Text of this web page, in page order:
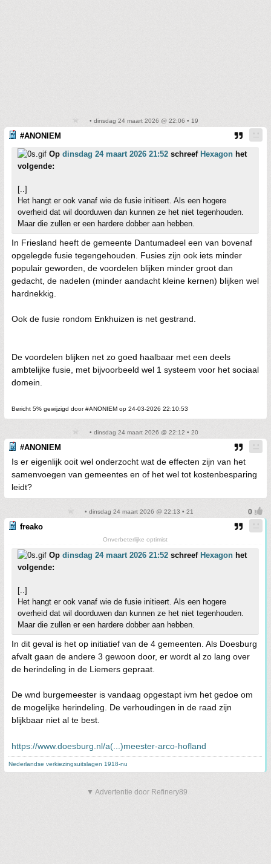
• dinsdag 24 maart 2026 @ 22:06 • 19
#ANONIEM
Op dinsdag 24 maart 2026 21:52 schreef Hexagon het
volgende:
[..]
Het hangt er ook vanaf wie de fusie initieert. Als een hogere
overheid dat wil doorduwen dan kunnen ze het niet tegenhouden.
Maar die zullen er een hardere dobber aan hebben.
In Friesland heeft de gemeente Dantumadeel een van bovenaf
opgelegde fusie tegengehouden. Fusies zijn ook iets minder
populair geworden, de voordelen blijken minder groot dan
gedacht, de nadelen (minder aandacht kleine kernen) blijken wel
hardnekkig.
Ook de fusie rondom Enkhuizen is net gestrand.
De voordelen blijken net zo goed haalbaar met een deels
ambtelijke fusie, met bijvoorbeeld wel 1 systeem voor het sociaal
domein.
Bericht 5% gewijzigd door #ANONIEM op 24-03-2026 22:10:53
• dinsdag 24 maart 2026 @ 22:12 • 20
#ANONIEM
Is er eigenlijk ooit wel onderzocht wat de effecten zijn van het
samenvoegen van gemeentes en of het wel tot kostenbesparing
leidt?
• dinsdag 24 maart 2026 @ 22:13 • 21
freako
Onverbeterlijke optimist
Op dinsdag 24 maart 2026 21:52 schreef Hexagon het
volgende:
[..]
Het hangt er ook vanaf wie de fusie initieert. Als een hogere
overheid dat wil doorduwen dan kunnen ze het niet tegenhouden.
Maar die zullen er een hardere dobber aan hebben.
In dit geval is het op initiatief van de 4 gemeenten. Als Doesburg
afvalt gaan de andere 3 gewoon door, er wordt al zo lang over
de herindeling in de Liemers gepraat.
De wnd burgemeester is vandaag opgestapt ivm het gedoe om
de mogelijke herindeling. De verhoudingen in de raad zijn
blijkbaar niet al te best.
https://www.doesburg.nl/a(...)meester-arco-hofland
Nederlandse verkiezingsuitslagen 1918-nu
▼ Advertentie door Refinery89